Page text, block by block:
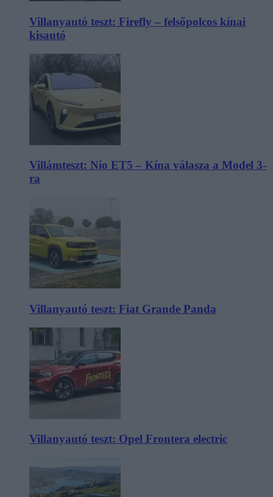
Villanyautó teszt: Firefly – felsőpolcos kínai
kisautó
Villámteszt: Nio ET5 – Kína válasza a Model 3-
ra
Villanyautó teszt: Fiat Grande Panda
Villanyautó teszt: Opel Frontera electric